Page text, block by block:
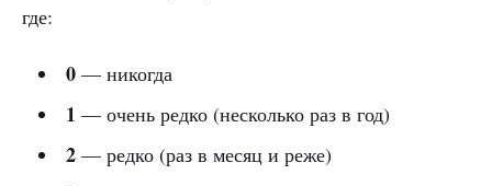
где:
0— никогда
1 — очень редко (несколько раз в год)
2— редко (раз в месяц и реже)